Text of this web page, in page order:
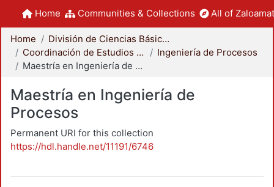
Home Communities & Collections All of
Home
División de Ciencias Básicas e Ingeniería
Coordinación de Estudios de Posgrado - CBI
Ingeniería de Procesos
Maestría en Ingeniería de Procesos
Maestría en Ingeniería de
Procesos
Permanent URI for this collection
https://hdl.handle.net/11191/6746